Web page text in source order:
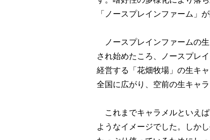
「ノースプレインファーム」
ノースプレインファームの
され始めたころ、ノースプレ
経営する「花畑牧場」の生キ
全国に広がり、空前の生キャ
これまでキャラメルといえ
ようなイメージでした。しか